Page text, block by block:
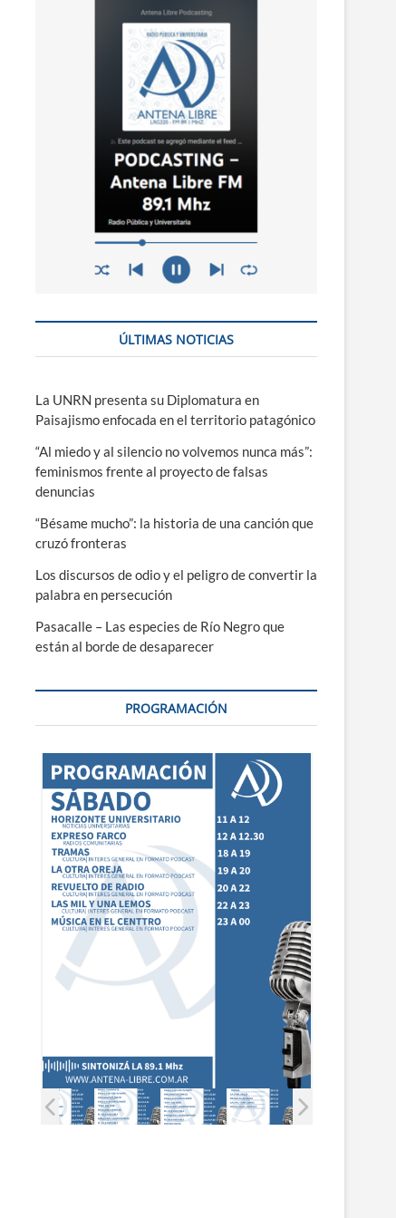
ÚLTIMAS NOTICIAS
La UNRN presenta su Diplomatura en
Paisajismo enfocada en el territorio patagónico
“Al miedo y al silencio no volvemos nunca más”:
feminismos frente al proyecto de falsas
denuncias
“Bésame mucho”: la historia de una canción que
cruzó fronteras
Los discursos de odio y el peligro de convertir la
palabra en persecución
Pasacalle – Las especies de Río Negro que
están al borde de desaparecer
PROGRAMACIÓN